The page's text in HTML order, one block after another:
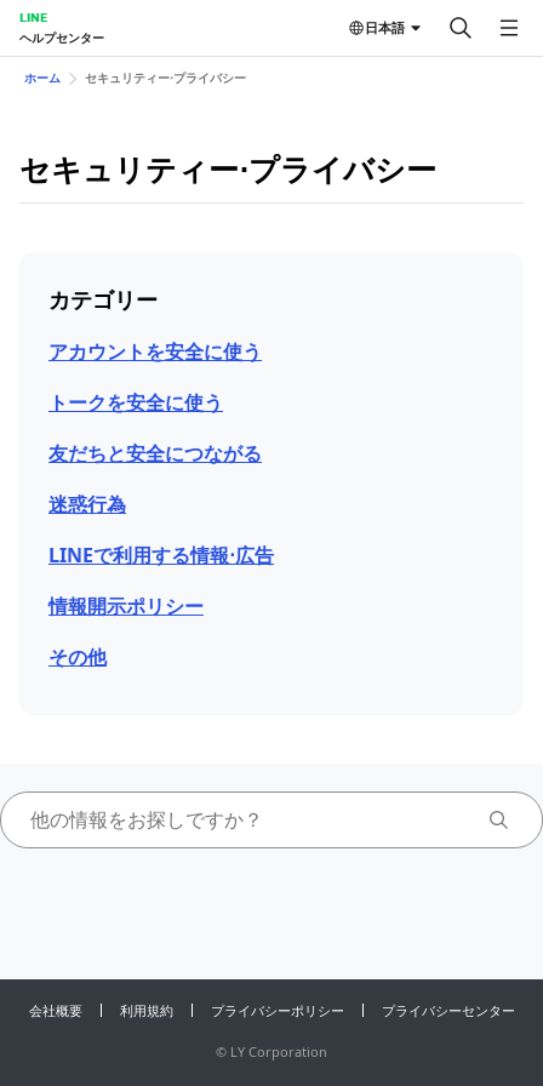
LINE
ヘルプセンター
日本語
ホーム セキュリティー⋅プライバシー
セキュリティー⋅プライバシー
カテゴリー
アカウントを安全に使う
トークを安全に使う
友だちと安全につながる
迷惑行為
LINEで利用する情報⋅広告
情報開示ポリシー
その他
会社概要 利用規約 プライバシーポリシー プライバシーセンター
© LY Corporation